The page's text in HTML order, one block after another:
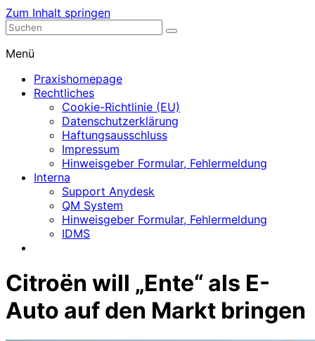
Zum Inhalt springen
Nephrologische Praxis mit Dialyse
Menü
Praxishomepage
Rechtliches
Cookie-Richtlinie (EU)
Datenschutzerklärung
Haftungsausschluss
Impressum
Hinweisgeber Formular, Fehlermeldung
Interna
Support Anydesk
QM System
Hinweisgeber Formular, Fehlermeldung
IDMS
Citroën will „Ente“ als E-
Auto auf den Markt bringen